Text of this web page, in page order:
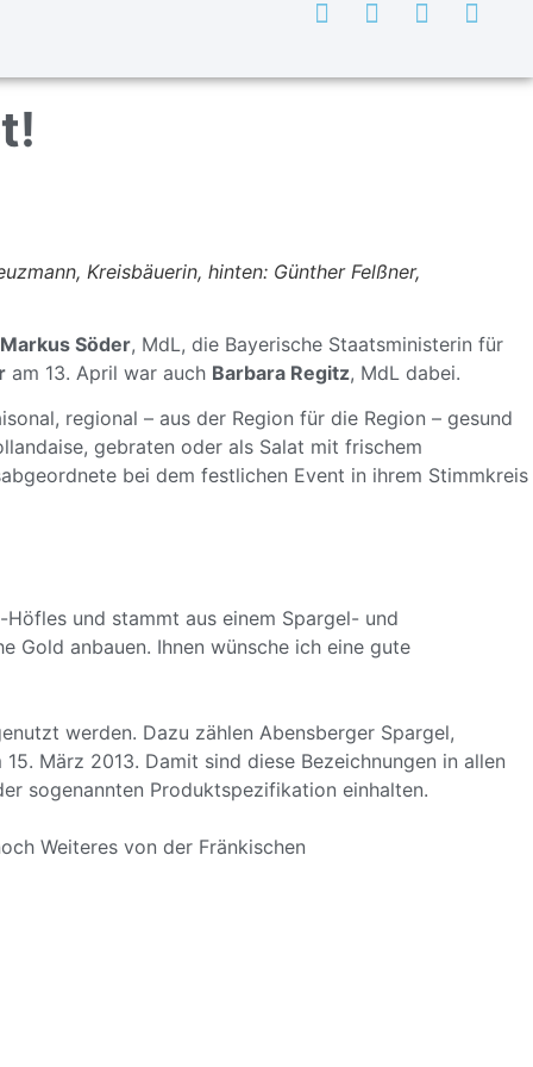
Kreisbäuerin, hinten: Günther Felßner,
Söder, MdL, die Bayerische Staatsministerin für
am 13. April war auch Barbara Regitz, MdL dabei.
regional – aus der Region für die Region – gesund
gebraten oder als Salat mit frischem
bei dem festlichen Event in ihrem Stimmkreis
und stammt aus einem Spargel- und
Gold anbauen. Ihnen wünsche ich eine gute
werden. Dazu zählen Abensberger Spargel,
März 2013. Damit sind diese Bezeichnungen in allen
sogenannten Produktspezifikation einhalten.
Weiteres von der Fränkischen